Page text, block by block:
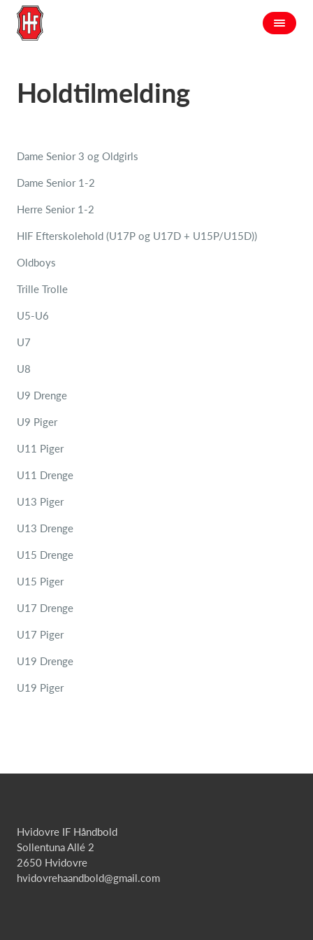
Holdtilmelding
Dame Senior 3 og Oldgirls
Dame Senior 1-2
Herre Senior 1-2
HIF Efterskolehold (U17P og U17D + U15P/U15D))
Oldboys
Trille Trolle
U5-U6
U7
U8
U9 Drenge
U9 Piger
U11 Piger
U11 Drenge
U13 Piger
U13 Drenge
U15 Drenge
U15 Piger
U17 Drenge
U17 Piger
U19 Drenge
U19 Piger
Hvidovre IF Håndbold
Sollentuna Allé 2
2650 Hvidovre
hvidovrehaandbold@gmail.com